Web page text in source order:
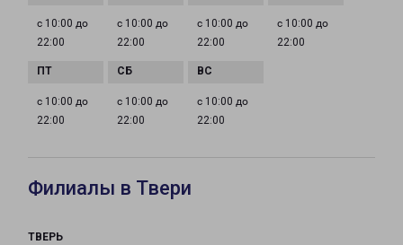
с 10:00 до
22:00
с 10:00 до
22:00
с 10:00 до
22:00
с 10:00 до
22:00
с 10:00 до
22:00
с 10:00 до
22:00
с 10:00 до
22:00
Филиалы в Твери
ТВЕРЬ